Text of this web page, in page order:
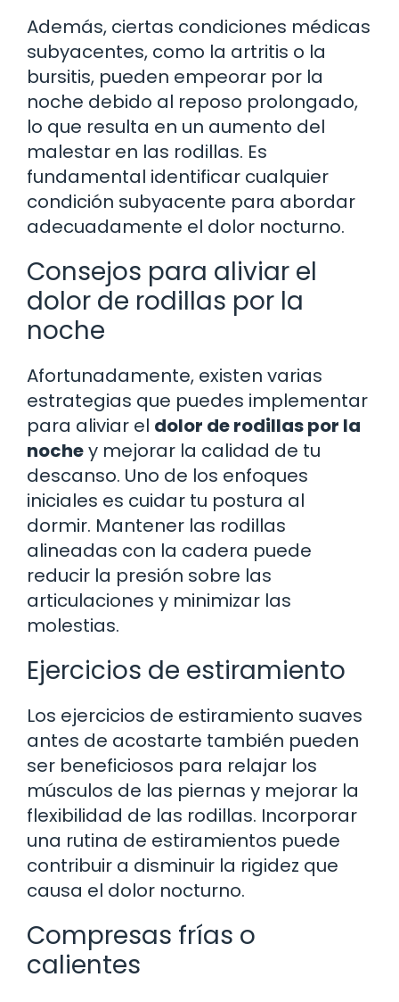
Además, ciertas condiciones médicas
subyacentes, como la artritis o la
bursitis, pueden empeorar por la
noche debido al reposo prolongado,
lo que resulta en un aumento del
malestar en las rodillas. Es
fundamental identificar cualquier
condición subyacente para abordar
adecuadamente el dolor nocturno.
Consejos para aliviar el
dolor de rodillas por la
noche
Afortunadamente, existen varias
estrategias que puedes implementar
para aliviar el dolor de rodillas por la
nochey mejorar la calidad de tu
descanso. Uno de los enfoques
iniciales es cuidar tu postura al
dormir. Mantener las rodillas
alineadas con la cadera puede
reducir la presión sobre las
articulaciones y minimizar las
molestias.
Ejercicios de estiramiento
Los ejercicios de estiramiento suaves
antes de acostarte también pueden
ser beneficiosos para relajar los
músculos de las piernas y mejorar la
flexibilidad de las rodillas. Incorporar
una rutina de estiramientos puede
contribuir a disminuir la rigidez que
causa el dolor nocturno.
Compresas frías o
calientes